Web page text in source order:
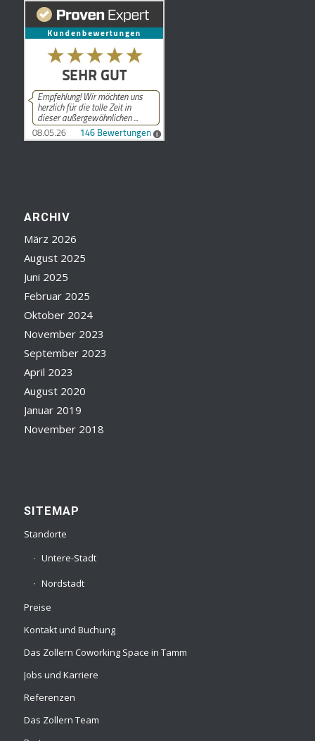
ARCHIV
März 2026
August 2025
Juni 2025
Februar 2025
Oktober 2024
November 2023
September 2023
April 2023
August 2020
Januar 2019
November 2018
SITEMAP
Standorte
Untere-Stadt
Nordstadt
Preise
Kontakt und Buchung
Das Zollern Coworking Space in Tamm
Jobs und Karriere
Referenzen
Das Zollern Team